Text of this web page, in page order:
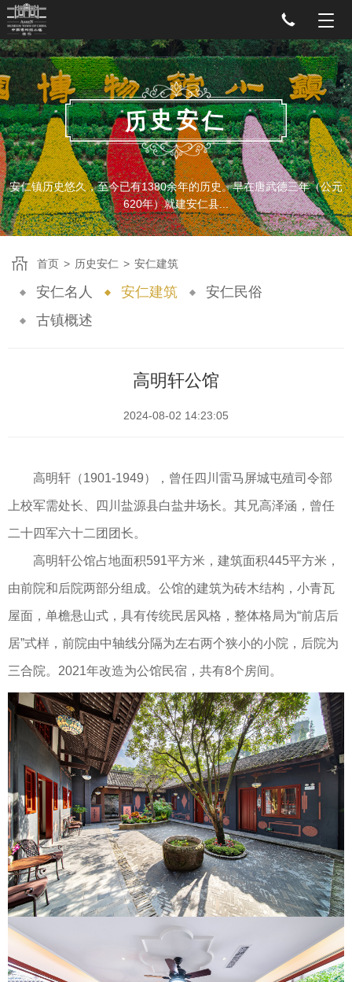
历史安仁
安仁镇历史悠久，至今已有1380余年的历史。早在唐武德三年（公元
620年）就建安仁县...
安仁名人 安仁建筑
安仁民俗
古镇概述
首页 > 历史安仁 > 安仁建筑
高明轩公馆
2024-08-02 14:23:05
高明轩（1901-1949），曾任四川雷马屏城屯殖司令部
上校军需处长、四川盐源县白盐井场长。其兄高泽涵，曾任
二十四军六十二团团长。
高明轩公馆占地面积591平方米，建筑面积445平方米，
由前院和后院两部分组成。公馆的建筑为砖木结构，小青瓦
屋面，单檐悬山式，具有传统民居风格，整体格局为“前店后
居”式样，前院由中轴线分隔为左右两个狭小的小院，后院为
三合院。2021年改造为公馆民宿，共有8个房间。